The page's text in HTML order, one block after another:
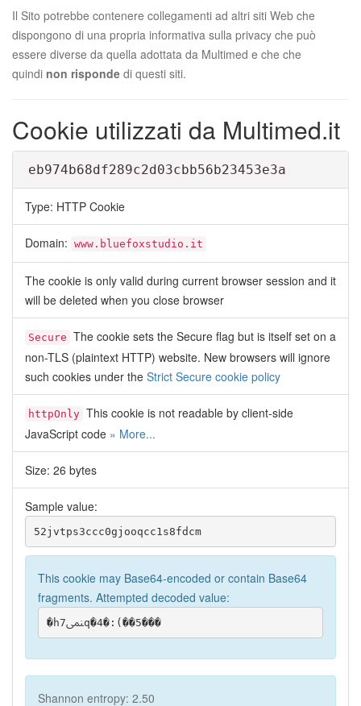
Il Sito potrebbe contenere collegamenti ad altri siti Web che
dispongono di una propria informativa sulla privacy che può
essere diverse da quella adottata da Multimed e che che
quindi non risponde di questi siti.
Cookie utilizzati da Multimed.it
eb974b68df289c2d03cbb56b23453e3a
Type: HTTP Cookie
Domain: www.bluefoxstudio.it
The cookie is only valid during current browser session and it
will be deleted when you close browser
Secure The cookie sets the Secure flag but is itself set on a
non-TLS (plaintext HTTP) website. New browsers will ignore
such cookies under the Strict Secure cookie policy
httpOnly This cookie is not readable by client-side
JavaScript code » More...
Size: 26 bytes
Sample value:
52jvtps3ccc0gjooqcc1s8fdcm
This cookie may Base64-encoded or contain Base64
fragments. Attempted decoded value:
�hﶛ7q�4�:(��5���
Shannon entropy: 2.50